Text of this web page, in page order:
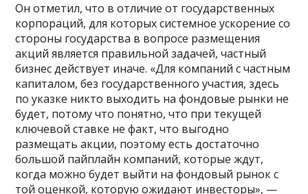
Он отметил, что в отличие от государственных
корпораций, для которых системное ускорение со
стороны государства в вопросе размещения
акций является правильной задачей, частный
бизнес действует иначе. «Для компаний с частным
капиталом, без государственного участия, здесь
по указке никто выходить на фондовые рынки не
будет, потому что понятно, что при текущей
ключевой ставке не факт, что выгодно
размещать акции, поэтому есть достаточно
большой пайплайн компаний, которые ждут,
когда можно будет выйти на фондовый рынок с
той оценкой, которую ожидают инвесторы», —